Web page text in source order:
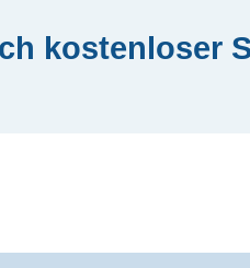
kostenloser